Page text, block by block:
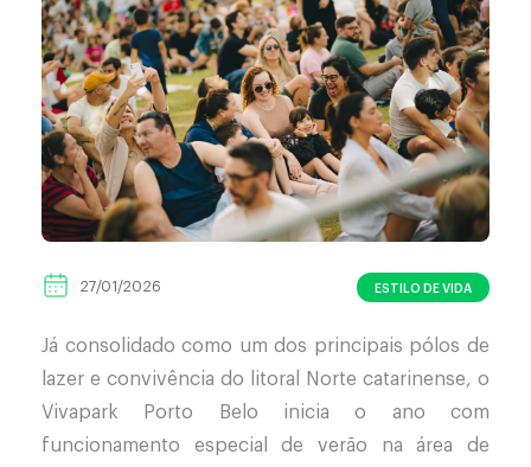
27/01/2026 ESTILO DE VIDA
Já consolidado como um dos principais pólos de
lazer e convivência do litoral Norte catarinense, o
Vivapark Porto Belo inicia o ano com
funcionamento especial de verão na área de